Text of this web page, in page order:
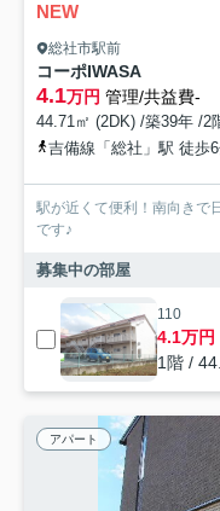
NEW
総社市駅前
コーポIWASA
4.1万円 管理/共益費-
44.71㎡ (2DK) /築39年 /2
吉備線「総社」駅 徒歩
駅が近くて便利！南向きで
です♪
募集中の部屋
110
4.1万円
1階 /
アパート